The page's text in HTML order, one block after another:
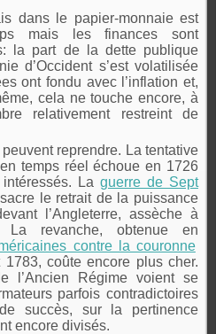
dans le papier-monnaie est
mais les finances sont
la part de la dette publique
d’Occident s’est volatilisée
ont fondu avec l’inflation et,
cela ne touche encore, à
relativement restreint de
reprendre. La tentative
temps réel échoue en 1726
La guerre de Sept
le retrait de la puissance
l’Angleterre, assèche à
La revanche, obtenue en
contre la couronne
coûte encore plus cher.
l’Ancien Régime voient se
parfois contradictoires
succès, sur la pertinence
encore divisés.